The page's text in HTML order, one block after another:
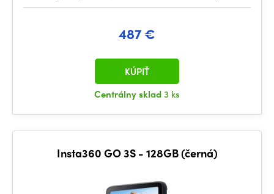
487 €
Centrálny sklad3 ks
KÚPIŤ
Insta360 GO 3S - 128GB (černá)